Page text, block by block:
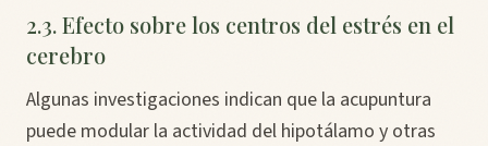
2.3. Efecto sobre los centros del estrés en el
cerebro
Algunas investigaciones indican que la acupuntura
puede modular la actividad del hipotálamo y otras